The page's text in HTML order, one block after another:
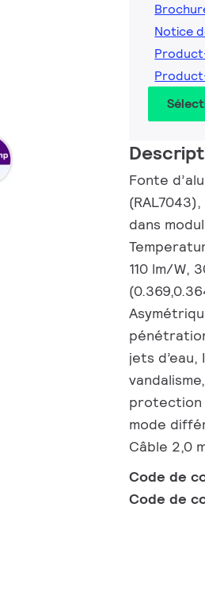
Notice
Fonte
dans
110 lm/W,
jets
protection
mode
Câble 2,0
Code de
Code de